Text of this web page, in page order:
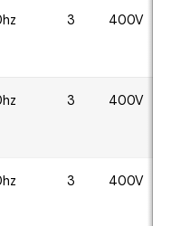
3 400V
3 400V
3 400V